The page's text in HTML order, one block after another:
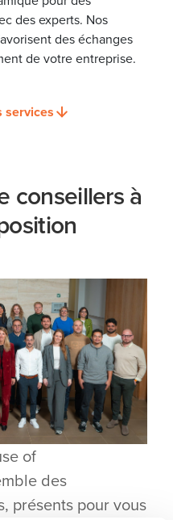
des experts. Nos
des échanges
de votre entreprise.
services
conseillers à
of
des
présents pour vous